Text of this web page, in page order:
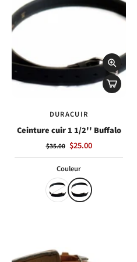
DURACUIR
Ceinture cuir 1 1/2'' Buffalo
$35.00 $25.00
Couleur